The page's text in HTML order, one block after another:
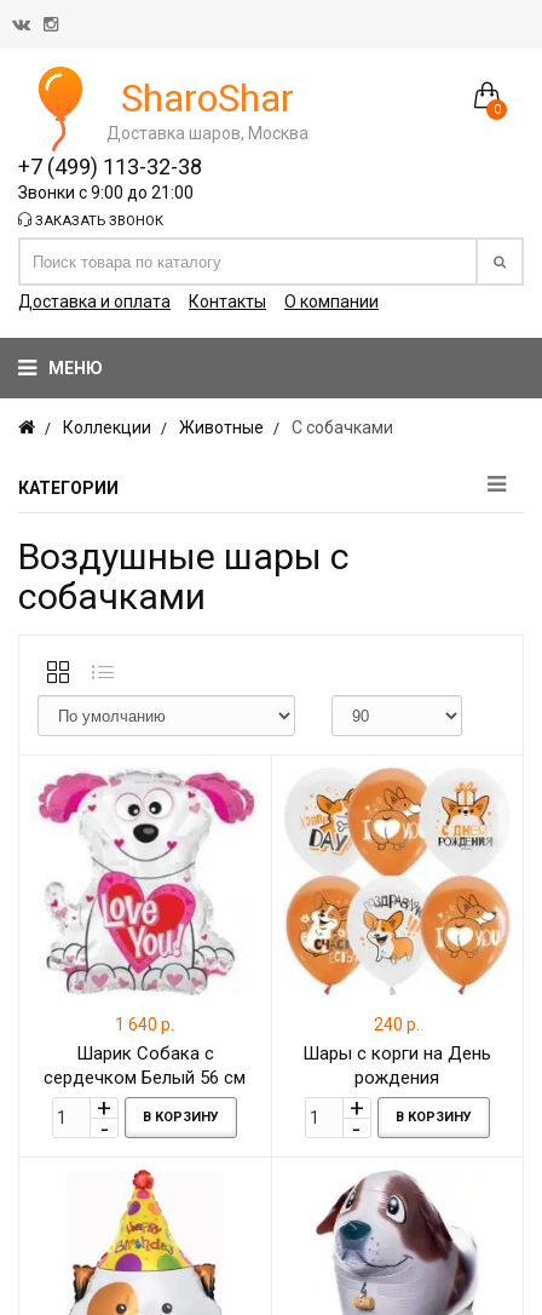
0
SharoShar
Доставка шаров, Москва
+7 (499) 113-32-38
Звонки с 9:00 до 21:00
ЗАКАЗАТЬ ЗВОНОК
Доставка и оплата Контакты О компании
МЕНЮ
Коллекции Животные С собачками
КАТЕГОРИИ
Воздушные шары с
собачками
1 640 р.
Шарик Собака с
сердечком Белый 56 см
В КОРЗИНУ
240 р.
Шары с корги на День
рождения
В КОРЗИНУ